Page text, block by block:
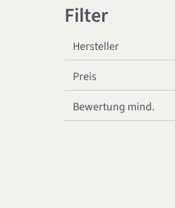
Filter
Hersteller
Preis
Bewertung mind.